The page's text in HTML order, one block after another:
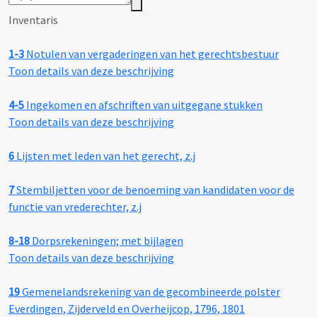
Inventaris
1-3 Notulen van vergaderingen van het gerechtsbestuur
Toon details van deze beschrijving
4-5 Ingekomen en afschriften van uitgegane stukken
Toon details van deze beschrijving
6 Lijsten met leden van het gerecht, z.j
7Stembiljetten voor de benoeming van kandidaten voor de
functie van vrederechter, z.j
8-18 Dorpsrekeningen; met bijlagen
Toon details van deze beschrijving
19Gemenelandsrekening van de gecombineerde polster
Everdingen, Zijderveld en Overheijcop, 1796, 1801